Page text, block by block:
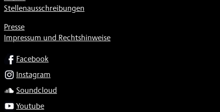
Stellenausschreibungen
Presse
Impressum und Rechtshinweise
SOCIALFacebook
Instagram
Soundcloud
Youtube